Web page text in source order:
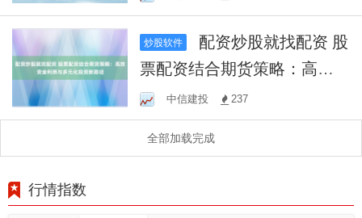
炒股软件
票配资结合期货策略：高效
资金利用与多元化投资新路
径
中信建投 237
全部加载完成
行情指数